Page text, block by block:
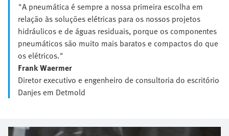
"A pneumática é sempre a nossa primeira escolha em
relação às soluções elétricas para os nossos projetos
hidráulicos e de águas residuais, porque os componentes
pneumáticos são muito mais baratos e compactos do que
os elétricos."
Frank Waermer
Diretor executivo e engenheiro de consultoria do escritório
Danjes em Detmold